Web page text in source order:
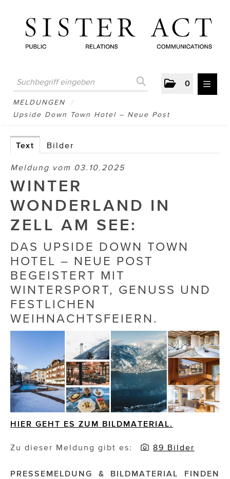
0
MELDUNGEN
ATELIER FĒ.
BERTRAMS
BewusstSchein
Brigitta Nemeth Art
CUBE
Die Dudlerei
Dominic Marcus Singer
Dominique Scharax – Move Mind Breath
Élan Flow
FREIHERZ
FRISTADS
MELDUNGEN
/
Upside Down Town Hotel – Neue Post
Text Bilder
Meldung vom 03.10.2025
WINTER
WONDERLAND IN
ZELL AM SEE:
DAS UPSIDE DOWN TOWN
HOTEL – NEUE POST
BEGEISTERT MIT
WINTERSPORT, GENUSS UND
FESTLICHEN
WEIHNACHTSFEIERN.
HIER GEHT ES ZUM BILDMATERIAL.
Zu dieser Meldung gibt es: 89 Bilder
PRESSEMELDUNG & BILDMATERIAL FINDEN